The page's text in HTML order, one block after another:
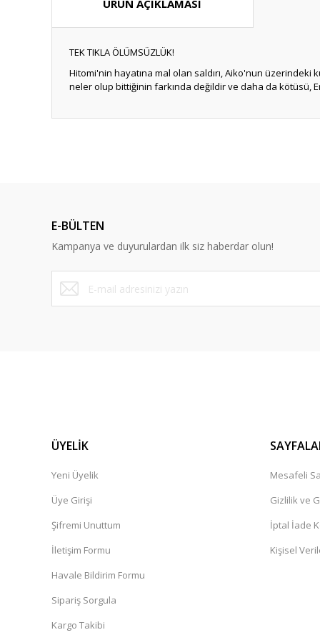
ÜRÜN AÇIKLAMASI
TEK TIKLA ÖLÜMSÜZLÜK!
Hitomi'nin hayatına mal olan saldırı, Aiko'nun üzerindeki
neler olup bittiğinin farkında değildir ve daha da kötüsü,
Ürün bilgilerinde hatalar bulunuyor.
Ürün fiyatı diğer sitelerden daha pahalı.
Bu ürüne benzer farklı alternatifler olmalı.
E-BÜLTEN
Kampanya ve duyurulardan ilk siz haberdar olun!
ÜYELİK
Yeni Üyelik
Üye Girişi
Şifremi Unuttum
İletişim Formu
Havale Bildirim Formu
Sipariş Sorgula
Kargo Takibi
Mesafeli
Gizlilik ve
İptal İade
Kişisel